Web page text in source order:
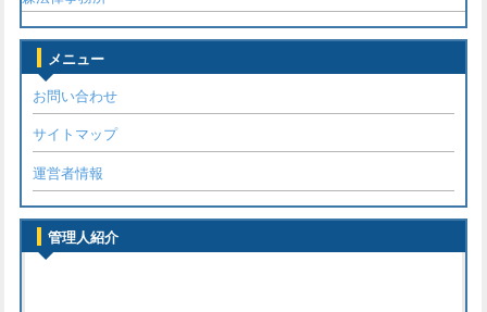
メニュー
お問い合わせ
サイトマップ
運営者情報
管理人紹介